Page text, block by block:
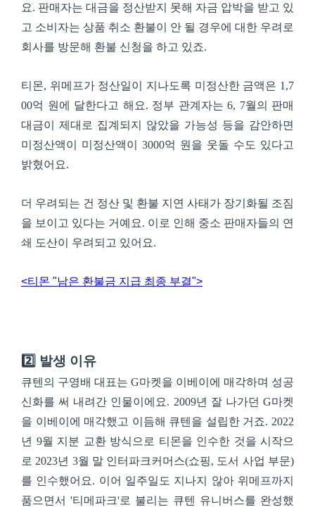
요. 판매자는 대금을 정산받지 못해 자금 압박을 받고 있
고 소비자는 상품 취소 환불이 안 될 경우에 대한 우려로
회사를 방문해 환불 신청을 하고 있죠.
티몬, 위메프가 정산일이 지나도록 미정산한 금액은 1,7
00억 원에 달한다고 해요. 정부 관계자는 6, 7월의 판매
대금이 제대로 집계되지 않았을 가능성 등을 감안하면
미정산액이 미정산액이 3000억 원을 웃돌 수도 있다고
밝혔어요.
더 우려되는 건 정산 및 환불 지연 사태가 장기화될 조짐
을 보이고 있다는 거예요. 이로 인해 중소 판매자들의 연
쇄 도산이 우려되고 있어요.
<티몬 "남은 환불금 지급 최종 부결">
2️⃣ 발생 이유
큐텐의 구영배 대표는 G마켓을 이베이에 매각하며 성공
신화를 써 내려간 인물이에요. 2009년 잘 나가던 G마켓
을 이베이에 매각했고 이듬해 큐텐을 설립한 거죠. 2022
년 9월 지분 교환 방식으로 티몬을 인수한 것을 시작으
로 2023년 3월 말 인터파크커머스(쇼핑, 도서 사업 부문)
를 인수했어요. 이어 일주일도 지나지 않아 위메프까지
품으면서 '티메파크'로 불리는 큐텐 유니버스를 완성했